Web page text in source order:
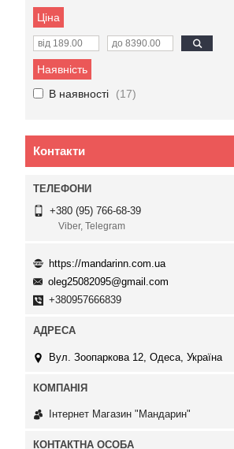
Ціна
Наявність
В наявності
17
Контакти
+380 (95) 766-68-39
Viber, Telegram
https://mandarinn.com.ua
oleg25082095@gmail.com
+380957666839
Вул. Зоопаркова 12, Одеса, Україна
Інтернет Магазин "Мандарин"